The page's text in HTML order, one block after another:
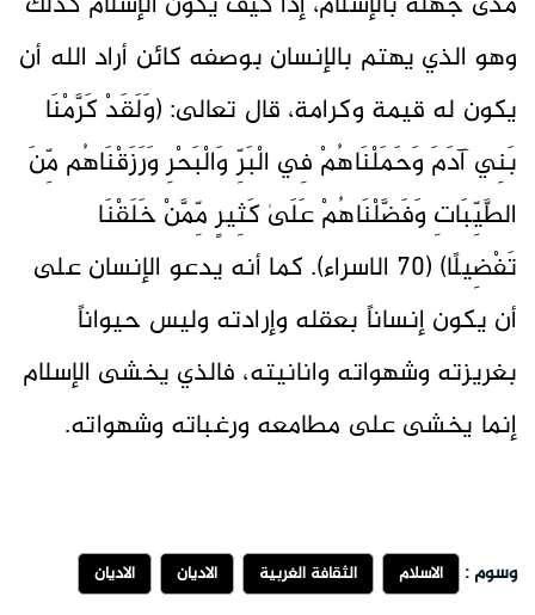
وهو الذي يهتم بالإنسان بوصفه كائن أراد الله أن
يكون له قيمة وكرامة، قال تعالى: (وَلَقَدْ كَرَّمْنَا
بَنِي آدَمَ وَحَمَلْنَاهُمْ فِي الْبَرِّ وَالْبَحْرِ وَرَزَقْنَاهُم مِّنَ
الطَّيِّبَاتِ وَفَضَّلْنَاهُمْ عَلَىٰ كَثِيرٍ مِّمَّنْ خَلَقْنَا
تَفْضِيلًا) (70 الاسراء). كما أنه يدعو الإنسان على
أن يكون إنساناً بعقله وإرادته وليس حيواناً
بغريزته وشهواته وانانيته، فالذي يخشى الإسلام
إنما يخشى على مطامعه ورغباته وشهواته.
وسوم : الاسلام الثقافة الغربية الاديان الاديان